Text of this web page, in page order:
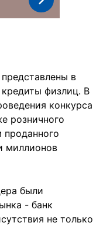
в
физлиц. В
конкурса
розничного
миллионов
были
- банк
не только